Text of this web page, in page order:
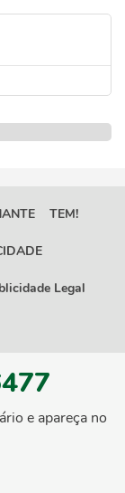
TEM!
Legal
e apareça no